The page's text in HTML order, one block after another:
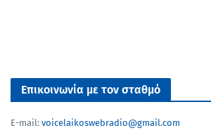
Επικοινωνία με τον σταθμό
E-mail: voicelaikoswebradio@gmail.com